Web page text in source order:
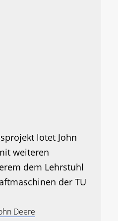
lotet John
weiteren
dem Lehrstuhl
der TU
Deere